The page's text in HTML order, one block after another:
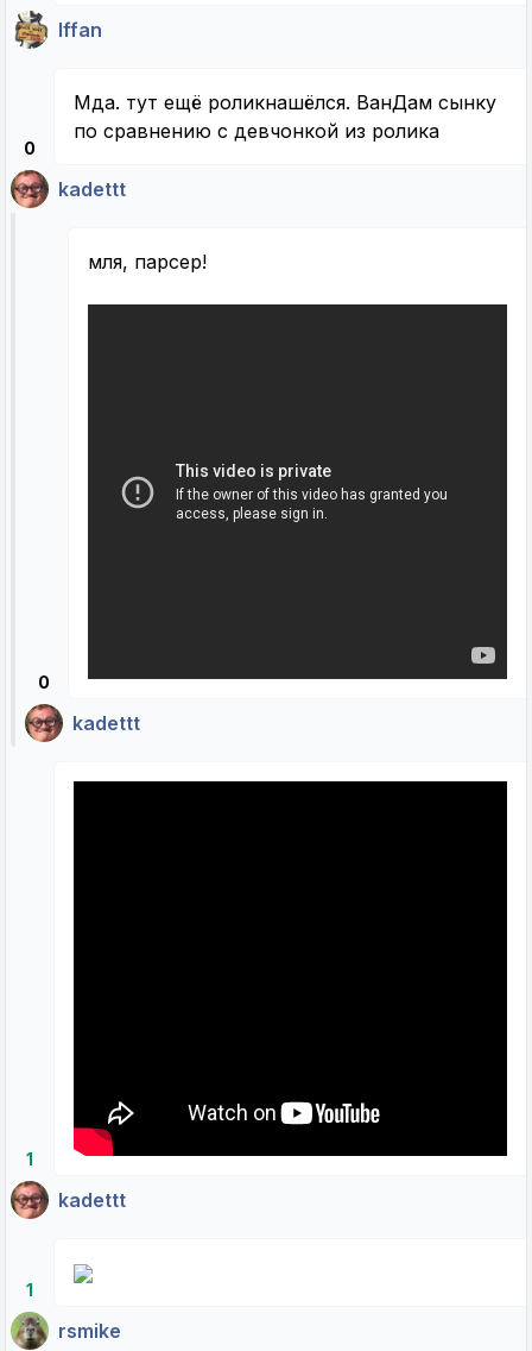
Iffan
0
Мда. тут ещё роликнашёлся. ВанДам сынку
по сравнению с девчонкой из ролика
kadettt
0
мля, парсер!
kadettt
1
kadettt
1
rsmike